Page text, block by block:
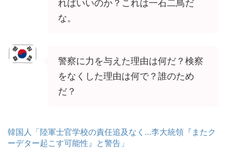
ればいいのか？これは一石二鳥だ
な。
警察に力を与えた理由は何だ？検察
をなくした理由は何で？誰のため
だ？
韓国人「陸軍士官学校の責任追及なく…李大統領『またク
ーデター起こす可能性』と警告」